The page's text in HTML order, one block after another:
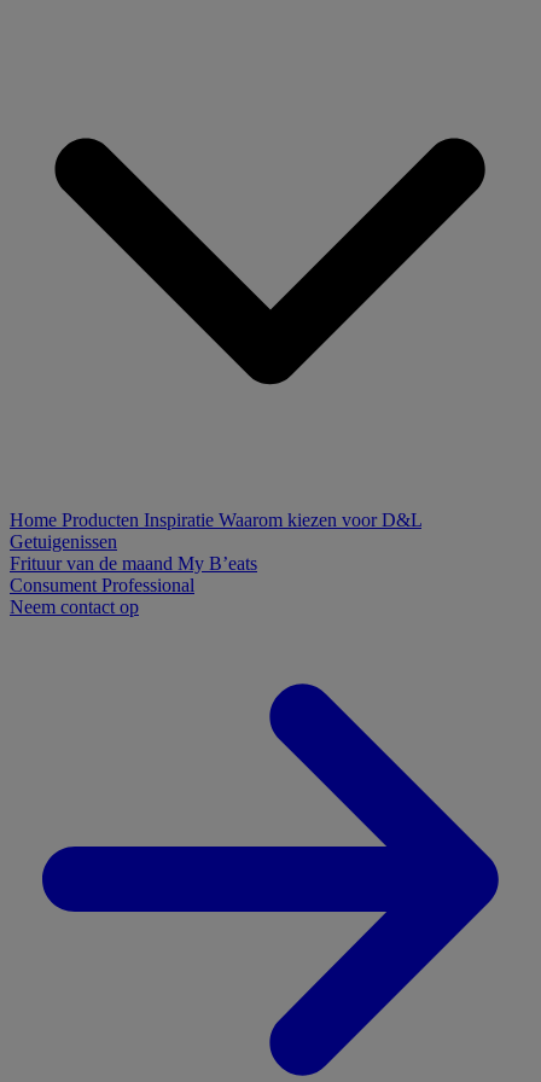
Home Producten Inspiratie Waarom kiezen voor D&L
Getuigenissen
Frituur van de maand My B’eats
Consument Professional
Neem contact op